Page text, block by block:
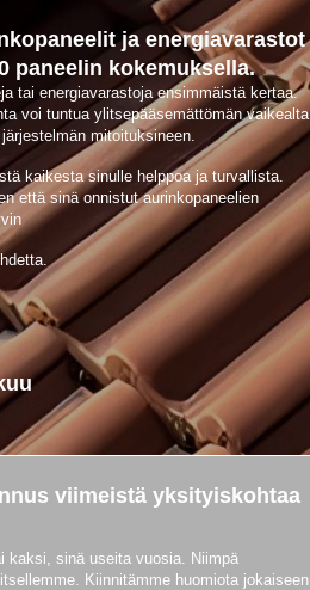
ja energiavarastot
paneelin kokemuksella.
tai energiavarastoja ensimmäistä kertaa.
voi tuntua ylitsepääsemättömän vaikealta
mitoituksineen.
kaikesta sinulle helppoa ja turvallista.
että sinä onnistut aurinkopaneelien
viimeistä yksityiskohtaa
kaksi, sinä useita vuosia. Niimpä
Kiinnitämme huomiota jokaiseen